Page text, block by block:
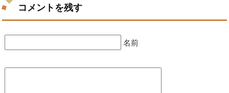
コメントを残す
名前